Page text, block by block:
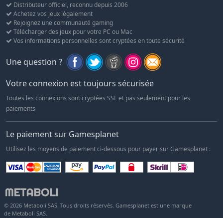
Distributeur officiel, reconnu depuis 2006
Achetez vos jeux légalement
Rejoignez une communauté gaming
Télécharger des jeux pour votre PC ou Mac
Vos informations personnelles sont cryptées en toute sécurité
Une question ?
Votre connexion est toujours sécurisée
Toutes les connexions sont cryptées SSL et pas seulement pour les
paiements
Le paiement sur Gamesplanet
Utilisez les moyens de paiement ci-dessous pour payer sur Gamesplanet :
© 2026 Metaboli SAS. Tous droits réservés. Gamesplanet est une marque
de Metaboli SAS.